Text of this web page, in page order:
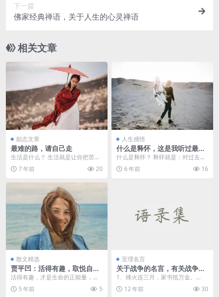
下一篇
佛家经典禅语，关于人生的心灵禅语
相关文章
励志文章
最难的路，请自己走
生活是什么？ 生活就是让你把苦水
吞进去，把泪水憋回去，把汗水抹
下去.... 生活...
7 年前 20
人生感悟
什么是释怀，这是我听过最美
的答案
什么是释怀？ 释怀就是：对过去的
事，不再怀念；对离开的人，不再
纠缠；对做不到的，...
6 年前 16
散文精选
贾平凹：活得有趣，取悦自
己，才是人生最高的境界
活得有趣，才是生命的正能量，在
有趣的事情上多浪费一些时光，不
要让忙碌淹没了生命中...
5 年前 5
至理名言
关于战争的名言，有关战争的
古诗句
1、烽火连三月，家书抵万金。
—— 杜甫《春望》 &nb...
12 年前 30